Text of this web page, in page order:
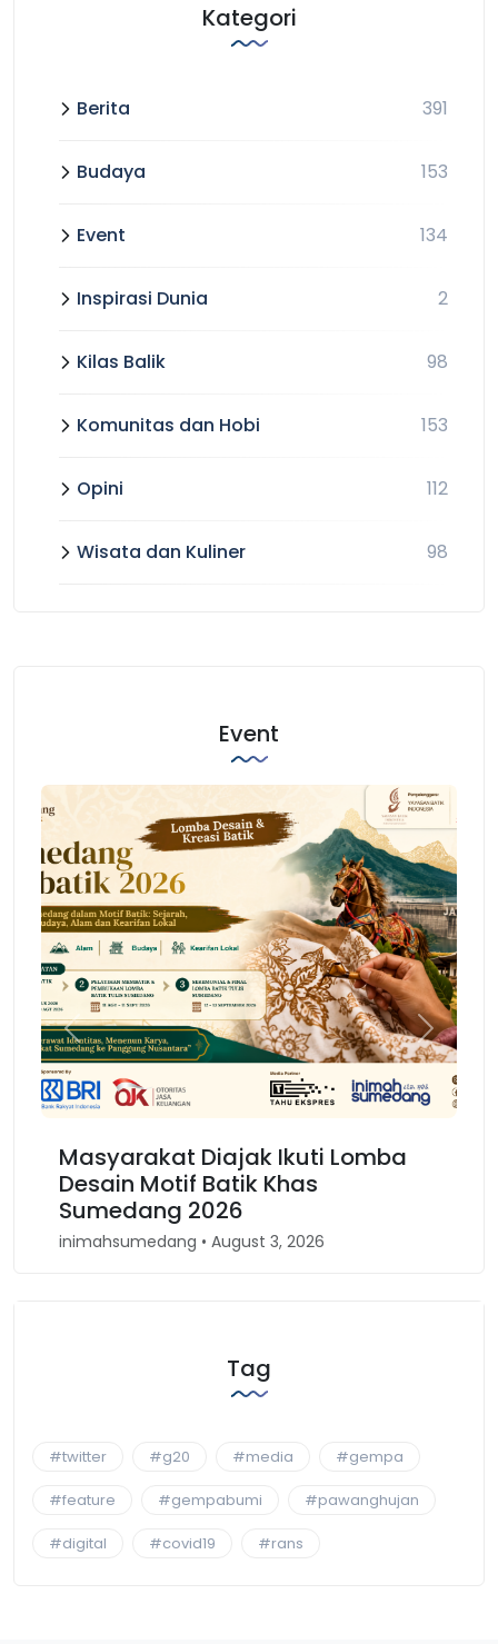
Kategori
Berita 391
Budaya 153
Event 134
Inspirasi Dunia 2
Kilas Balik 98
Komunitas dan Hobi 153
Opini 112
Wisata dan Kuliner 98
Event
Masyarakat Diajak Ikuti Lomba
Desain Motif Batik Khas
Sumedang 2026
inimahsumedang • August 3, 2026
Previous Next
Tag
#twitter #g20 #media #gempa
#feature #gempabumi #pawanghujan
#digital #covid19 #rans